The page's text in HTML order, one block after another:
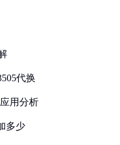
代换
用分析
多少